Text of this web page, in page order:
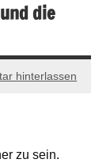
die
hinterlassen
zu sein.